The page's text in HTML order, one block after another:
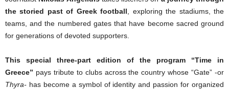
the storied past of Greek football , exploring the stadiums, the
teams, and the numbered gates that have become sacred ground
for generations of devoted supporters.
This special three-part edition of the program
“Time in
Greece” pays tribute to clubs across the country whose “Gate” -or
Thyra- has become a symbol of identity and passion for organized